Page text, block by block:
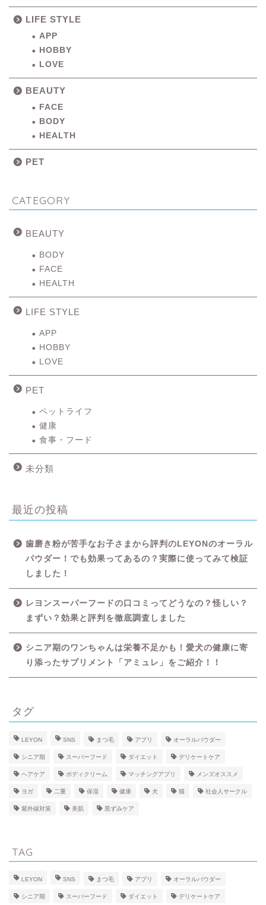
LIFE STYLE
APP
HOBBY
LOVE
BEAUTY
FACE
BODY
HEALTH
PET
CATEGORY
BEAUTY
BODY
FACE
HEALTH
LIFE STYLE
APP
HOBBY
LOVE
PET
ペットライフ
健康
食事・フード
未分類
最近の投稿
歯磨き粉が苦手なお子さまから評判のLEYONのオーラル
パウダー！でも効果ってあるの？実際に使ってみて検証
しました！
レヨンスーパーフードの口コミってどうなの？怪しい？
まずい？効果と評判を徹底調査しました
シニア期のワンちゃんは栄養不足かも！愛犬の健康に寄
り添ったサプリメント「アミュレ」をご紹介！！
タグ
LEYON SNS まつ毛 アプリ オーラルパウダー
シニア期 スーパーフード ダイエット デリケートケア
ヘアケア ボディクリーム マッチングアプリ メンズオススメ
ヨガ 二重 保湿 健康 犬 猫 社会人サークル
紫外線対策 美肌 黒ずみケア
TAG
LEYON SNS まつ毛 アプリ オーラルパウダー
シニア期 スーパーフード ダイエット デリケートケア
HOME
LIFE STYLE
HEALTH